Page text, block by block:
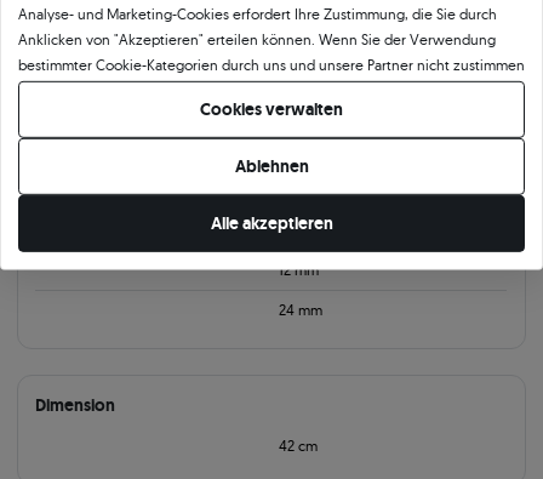
Produktkategorie
12 mm
24 mm
Dimension
42 cm
Analyse- und Marketing-Cookies erfordert Ihre Zustimmung, die Sie durch
Anklicken von "Akzeptieren" erteilen können. Wenn Sie der Verwendung
bestimmter Cookie-Kategorien durch uns und unsere Partner nicht zustimmen
möchten, klicken Sie auf "Lassen Sie mich wählen" und bestimmen Sie Ihre
Präferenzen. Sie können Ihre Zustimmung jederzeit widerrufen, indem Sie
Ihre Cookie-Einstellungen ändern.
Cookies verwalten
Ablehnen
Alle akzeptieren